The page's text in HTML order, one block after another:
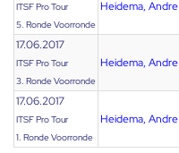
ITSF Pro Tour
5. Ronde Voorronde
Heidema, Andre
17.06.2017
ITSF Pro Tour
3. Ronde Voorronde
Heidema, Andre
17.06.2017
ITSF Pro Tour
1. Ronde Voorronde
Heidema, Andre